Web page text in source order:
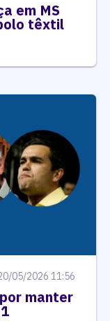
em MS
têxtil
05/2026 11:56
manter